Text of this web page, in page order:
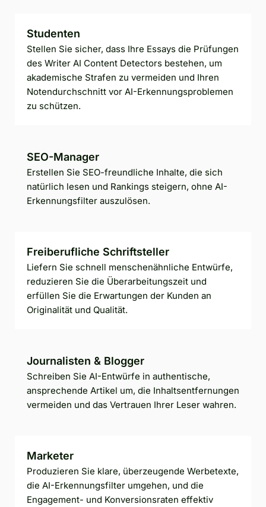
Studenten
Stellen Sie sicher, dass Ihre Essays die Prüfungen
des Writer AI Content Detectors bestehen, um
akademische Strafen zu vermeiden und Ihren
Notendurchschnitt vor AI-Erkennungsproblemen
zu schützen.
SEO-Manager
Erstellen Sie SEO-freundliche Inhalte, die sich
natürlich lesen und Rankings steigern, ohne AI-
Erkennungsfilter auszulösen.
Freiberufliche Schriftsteller
Liefern Sie schnell menschenähnliche Entwürfe,
reduzieren Sie die Überarbeitungszeit und
erfüllen Sie die Erwartungen der Kunden an
Originalität und Qualität.
Journalisten & Blogger
Schreiben Sie AI-Entwürfe in authentische,
ansprechende Artikel um, die Inhaltsentfernungen
vermeiden und das Vertrauen Ihrer Leser wahren.
Marketer
Produzieren Sie klare, überzeugende Werbetexte,
die AI-Erkennungsfilter umgehen, und die
Engagement- und Konversionsraten effektiv